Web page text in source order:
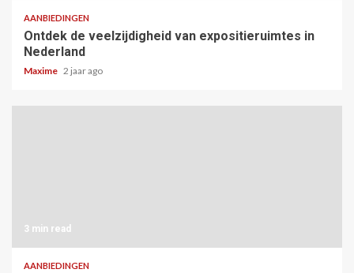
AANBIEDINGEN
Ontdek de veelzijdigheid van expositieruimtes in
Nederland
Maxime 2 jaar ago
3 min read
AANBIEDINGEN